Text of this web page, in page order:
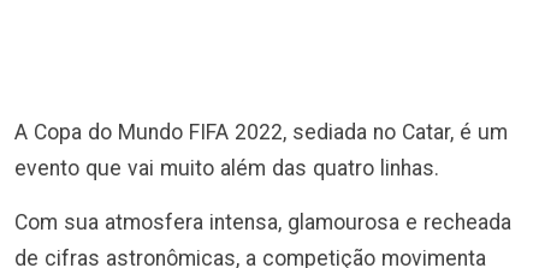
A Copa do Mundo FIFA 2022, sediada no Catar, é um
evento que vai muito além das quatro linhas.
Com sua atmosfera intensa, glamourosa e recheada
de cifras astronômicas, a competição movimenta